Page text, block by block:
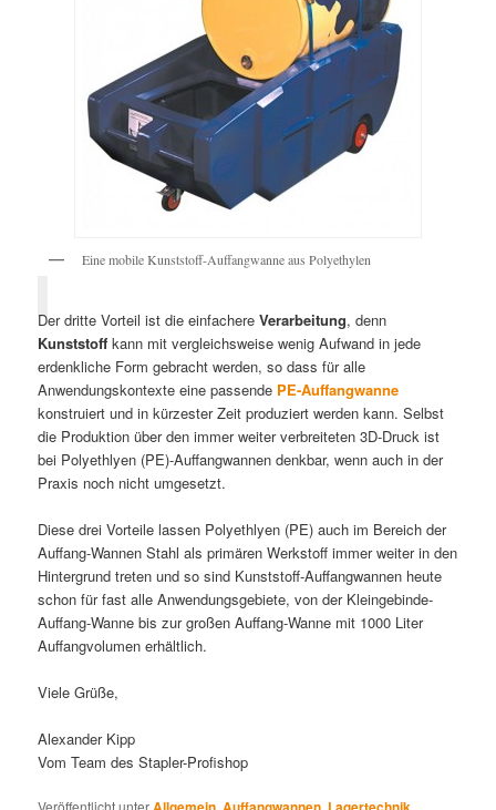
Eine mobile Kunststoff-Auffangwanne aus Polyethylen
Der dritte Vorteil ist die einfachereVerarbeitung, denn
Kunststoff kann mit vergleichsweise wenig Aufwand in jede
erdenkliche Form gebracht werden, so dass für alle
Anwendungskontexte eine passende PE-Auffangwanne
konstruiert und in kürzester Zeit produziert werden kann. Selbst
die Produktion über den immer weiter verbreiteten 3D-Druck ist
bei Polyethlyen (PE)-Auffangwannen denkbar, wenn auch in der
Praxis noch nicht umgesetzt.
Diese drei Vorteile lassen Polyethlyen (PE) auch im Bereich der
Auffang-Wannen Stahl als primären Werkstoff immer weiter in den
Hintergrund treten und so sind Kunststoff-Auffangwannen heute
schon für fast alle Anwendungsgebiete, von der Kleingebinde-
Auffang-Wanne bis zur großen Auffang-Wanne mit 1000 Liter
Auffangvolumen erhältlich.
Viele Grüße,
Alexander Kipp
Vom Team des Stapler-Profishop